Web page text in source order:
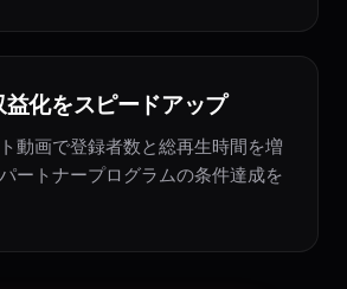
化をスピードアップ
動画で登録者数と総再生時間を増
ートナープログラムの条件達成を